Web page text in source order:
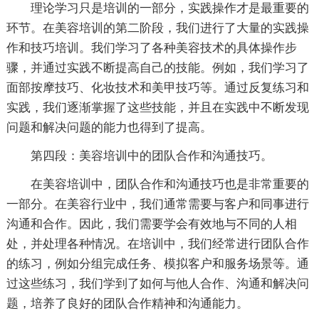
理论学习只是培训的一部分，实践操作才是最重要的
环节。在美容培训的第二阶段，我们进行了大量的实践操
作和技巧培训。我们学习了各种美容技术的具体操作步
骤，并通过实践不断提高自己的技能。例如，我们学习了
面部按摩技巧、化妆技术和美甲技巧等。通过反复练习和
实践，我们逐渐掌握了这些技能，并且在实践中不断发现
问题和解决问题的能力也得到了提高。
第四段：美容培训中的团队合作和沟通技巧。
在美容培训中，团队合作和沟通技巧也是非常重要的
一部分。在美容行业中，我们通常需要与客户和同事进行
沟通和合作。因此，我们需要学会有效地与不同的人相
处，并处理各种情况。在培训中，我们经常进行团队合作
的练习，例如分组完成任务、模拟客户和服务场景等。通
过这些练习，我们学到了如何与他人合作、沟通和解决问
题，培养了良好的团队合作精神和沟通能力。